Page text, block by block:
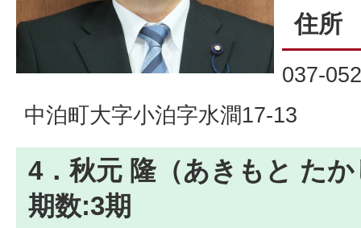
住所
037-
中泊町大字小泊字水澗17-13
4．秋元 隆（あきもと た
期数:3期